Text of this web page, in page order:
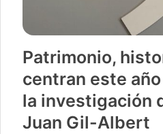
Patrimonio,
centran este
la investigación
Juan Gil-Albert